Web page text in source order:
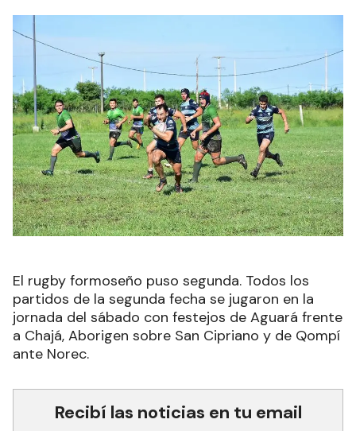
El rugby formoseño puso segunda. Todos los
partidos de la segunda fecha se jugaron en la
jornada del sábado con festejos de Aguará frente
a Chajá, Aborigen sobre San Cipriano y de Qompí
ante Norec.
Recibí las noticias en tu email